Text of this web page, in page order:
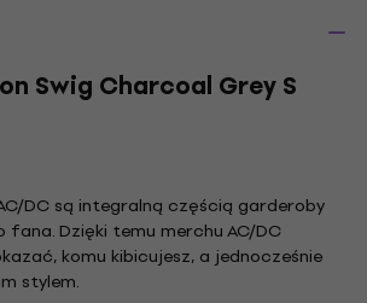
Swig Charcoal Grey S
DC są integralną częścią garderoby
fana. Dzięki temu merchu AC/DC
komu kibicujesz, a jednocześnie
stylem.